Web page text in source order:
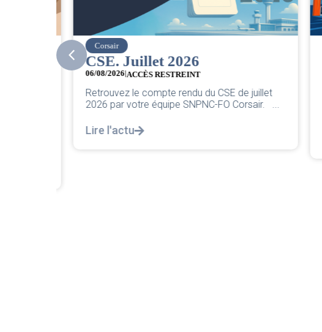
Corsair
CSE. Juillet 2026
06/08/2026|ACCÈS RESTREINT
Retrouvez le compte rendu du CSE de juillet
2026 par votre équipe SNPNC-FO Corsair. ...
Lire l'actu